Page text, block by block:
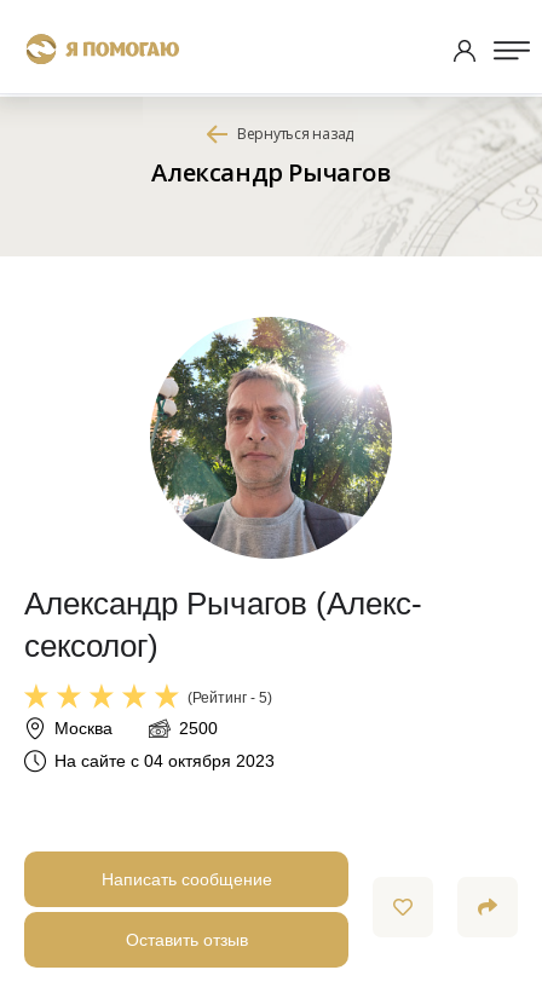
Вернуться назад
Александр Рычагов
Александр Рычагов (Алекс-
сексолог)
(Рейтинг - 5)
Москва
2500
На сайте с 04 октября 2023
Написать сообщение
Оставить отзыв